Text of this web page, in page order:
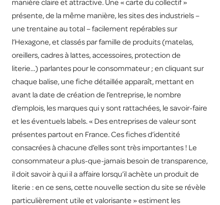
manière claire et attractive. Une « carte du collectif »
présente, de la même manière, les sites des industriels –
une trentaine au total – facilement repérables sur
l’Hexagone, et classés par famille de produits (matelas,
oreillers, cadres à lattes, accessoires, protection de
literie…) parlantes pour le consommateur ; en cliquant sur
chaque balise, une fiche détaillée apparaît, mettant en
avant la date de création de l’entreprise, le nombre
d’emplois, les marques qui y sont rattachées, le savoir-faire
et les éventuels labels. « Des entreprises de valeur sont
présentes partout en France. Ces fiches d’identité
consacrées à chacune d’elles sont très importantes ! Le
consommateur a plus-que-jamais besoin de transparence,
il doit savoir à qui il a affaire lorsqu’il achète un produit de
literie : en ce sens, cette nouvelle section du site se révèle
particulièrement utile et valorisante » estiment les